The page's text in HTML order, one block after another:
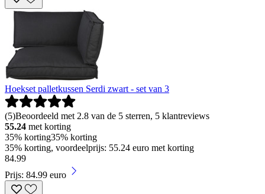
Hoekset palletkussen Serdi zwart - set van 3
(5)Beoordeeld met 2.8 van de 5 sterren, 5 klantreviews
55.24 met korting
35% korting35% korting
35% korting, voordeelprijs: 55.24 euro met korting
84.99
Prijs: 84.99 euro